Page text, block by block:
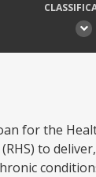
for the
to